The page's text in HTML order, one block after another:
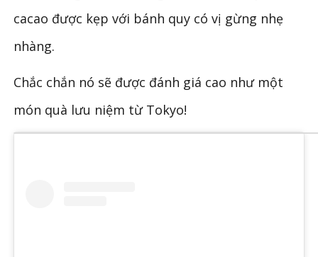
cacao được kẹp với bánh quy có vị gừng nhẹ
nhàng.
Chắc chắn nó sẽ được đánh giá cao như một
món quà lưu niệm từ Tokyo!